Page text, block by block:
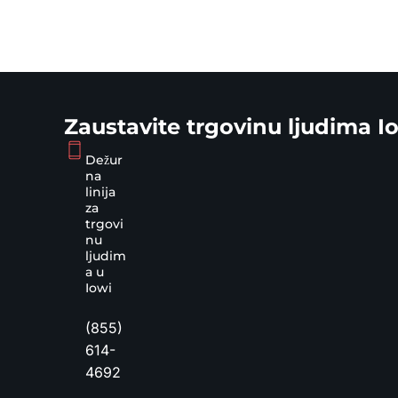
Zaustavite trgovinu ljudima
Dežur
na
linija
za
trgovi
nu
ljudim
a u
Iowi
(855)
614-
4692